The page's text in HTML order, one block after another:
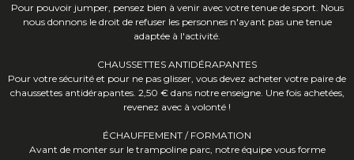
Pour pouvoir jumper, pensez bien à venir avec votre tenue de sport. Nous
nous donnons le droit de refuser les personnes n'ayant pas une tenue
adaptée à l'activité.
CHAUSSETTES ANTIDÉRAPANTES
Pour votre sécurité et pour ne pas glisser, vous devez acheter votre paire de
chaussettes antidérapantes. 2,50 € dans notre enseigne. Une fois achetées,
revenez avec à volonté !
ÉCHAUFFEMENT / FORMATION
Avant de monter sur le trampoline parc, notre équipe vous forme